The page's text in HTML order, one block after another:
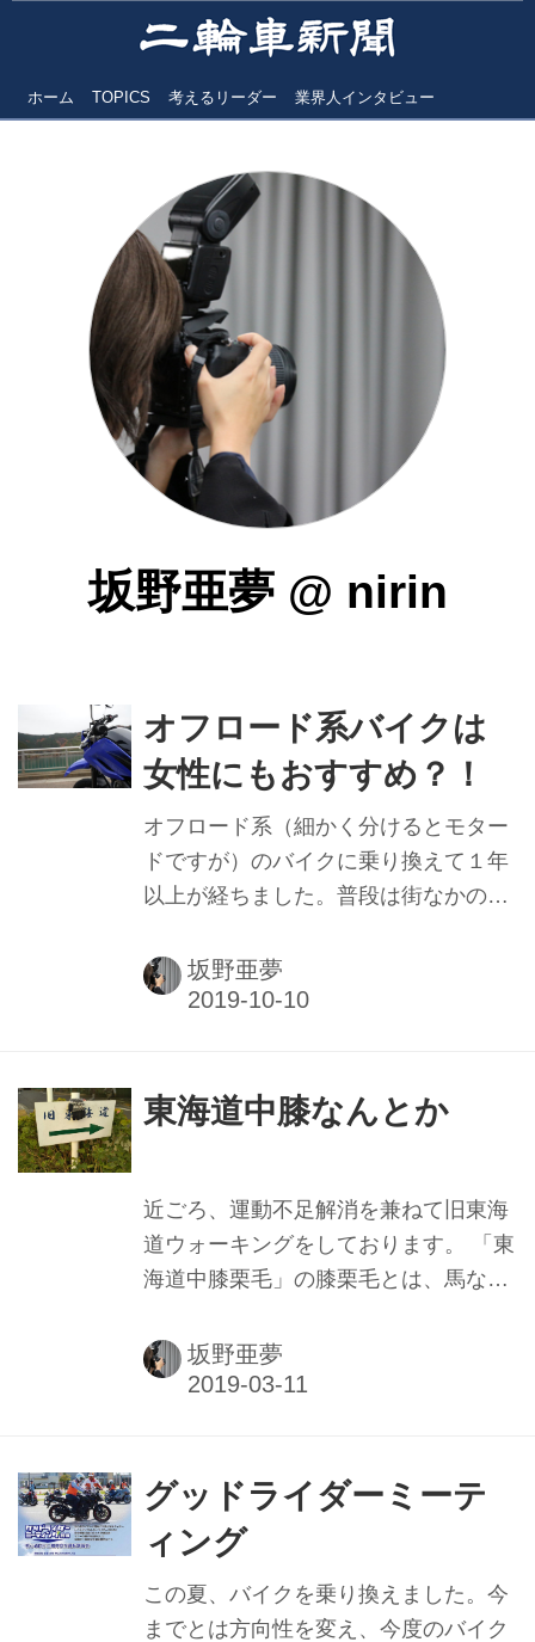
ホーム TOPICS 考えるリーダー 業界人インタビュー
坂野亜夢 @ nirin
オフロード系バイクは
女性にもおすすめ？！
オフロード系（細かく分けるとモター
ドですが）のバイクに乗り換えて１年
以上が経ちました。普段は街なかの移
ころを走ってきたなぁと、振り返って
います。 実際に乗ってきて感じたの
思い立ったら原付感覚で駐車スペース
「軽いは正義」ですね。 私自身も（一
応）女性ですが、二輪の免許を取った
けど公道デビューできなかった女性を
んどが車体の重さだったりします。
「倒したら自分で起こせない」という
坂野亜夢
東海道中膝なんとか
近ごろ、運動不足解消を兼ねて旧東海
道ウォーキングをしております。 「東
海道中膝栗毛」の膝栗毛とは、馬など
と。 週末はいつもバイクに乗ってしま
う自分も、鉄馬の代わりに膝を使って
5km～10kmほど歩いたら中断し、 別
の日に前回中断したところからまた歩
いています。 バイクならあっという間
に箱根越えしてしまうのでしょうが、
徒歩ペースだと道中おもしろい発見が
坂野亜夢
グッドライダーミーテ
ィング
この夏、バイクを乗り換えました。今
までとは方向性を変え、今度のバイク